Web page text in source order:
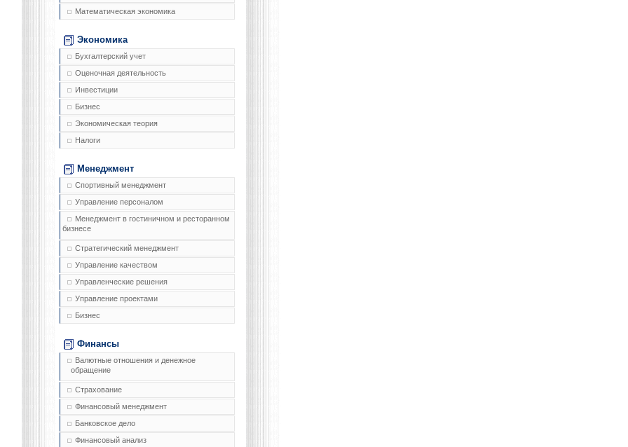
Математическая экономика
Экономика
Бухгалтерский учет
Оценочная деятельность
Инвестиции
Бизнес
Экономическая теория
Налоги
Менеджмент
Спортивный менеджмент
Управление персоналом
Менеджмент в гостиничном и ресторанном
бизнесе
Стратегический менеджмент
Управление качеством
Управленческие решения
Управление проектами
Бизнес
Финансы
Валютные отношения и денежное
обращение
Страхование
Финансовый менеджмент
Банковское дело
Финансовый анализ